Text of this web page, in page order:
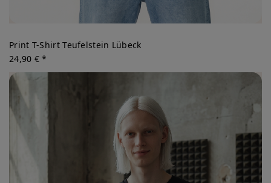
Print T-Shirt Teufelstein Lübeck
24,90 € *